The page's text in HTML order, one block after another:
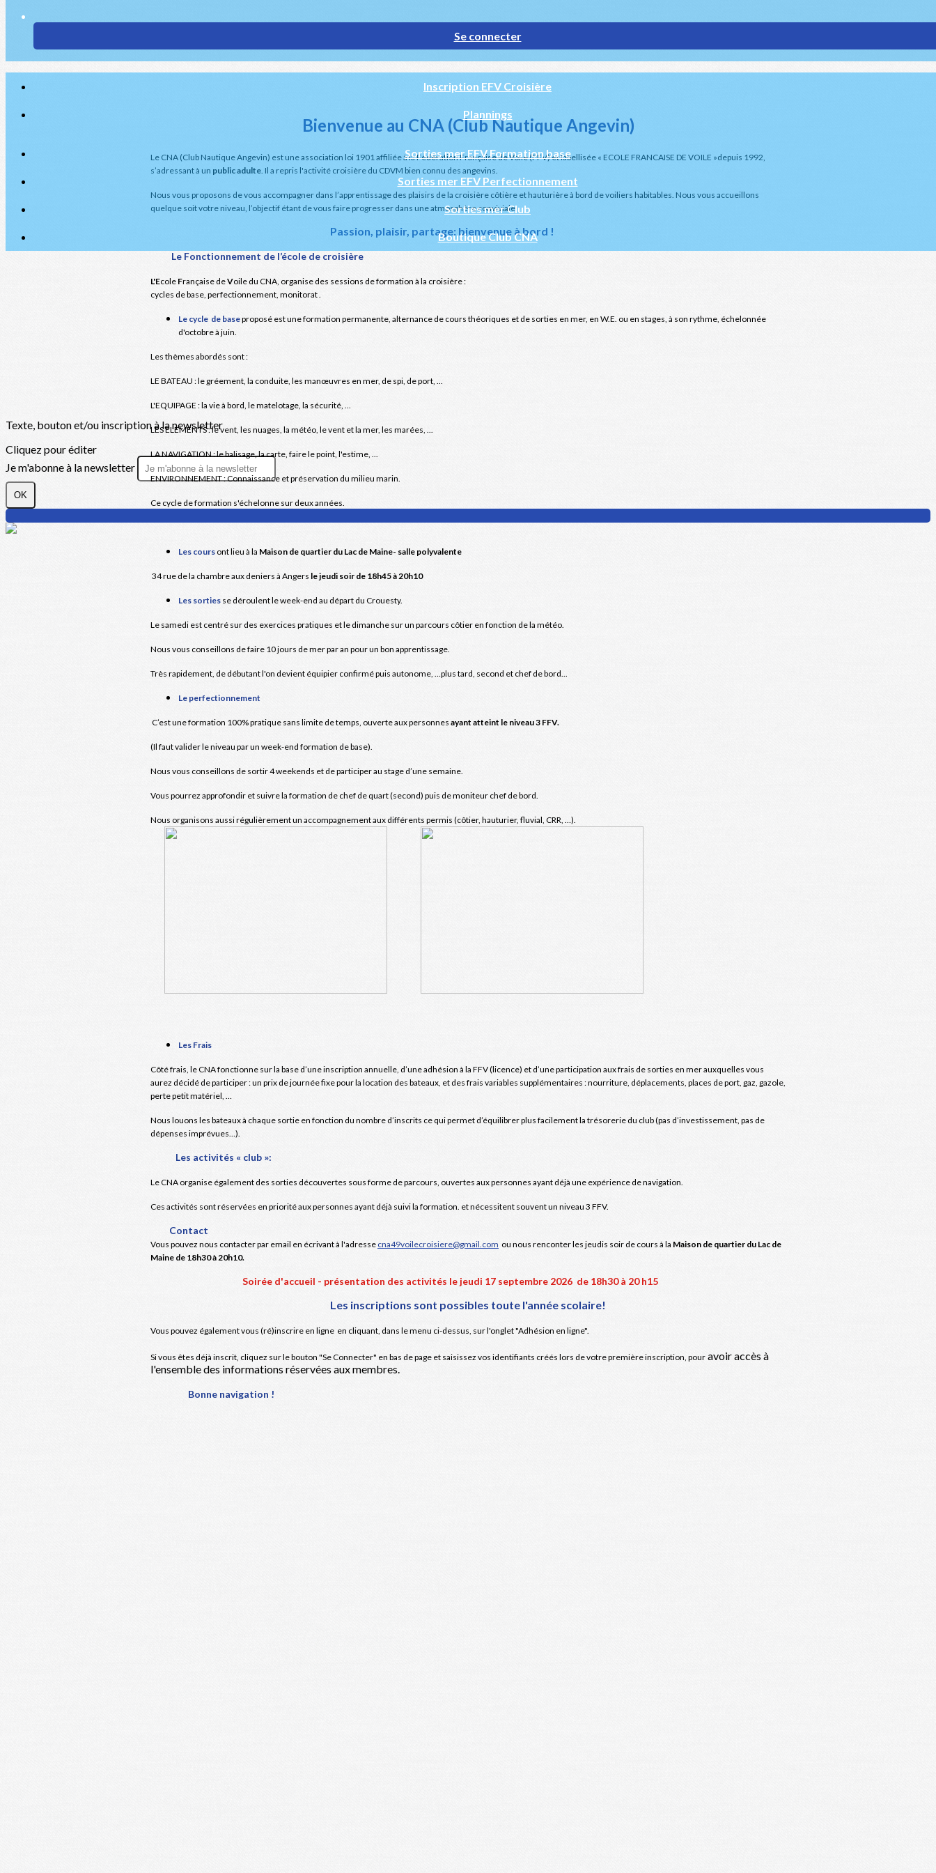
Se connecter
Inscription EFV Croisière
Plannings
Sorties mer EFV Formation base
Sorties mer EFV Perfectionnement
Sorties mer Club
Boutique Club CNA
Texte, bouton et/ou inscription à la newsletter
Cliquez pour éditer
Je m'abonne à la newsletter
OK
Bienvenue au CNA (Club Nautique Angevin)
Le CNA (Club Nautique Angevin) est une association loi 1901 affiliée à la Fédération Française de Voile (FFV) et labellisée « ECOLE FRANCAISE DE VOILE »depuis 1992,
s’adressant à un public adulte . Il a repris l'activité croisière du CDVM bien connu des angevins.
Nous vous proposons de vous accompagner dans l’apprentissage des plaisirs de la croisière côtière et hauturière à bord de voiliers habitables. Nous vous accueillons
quelque soit votre niveau, l’objectif étant de vous faire progresser dans une atmosphère conviviale.
Passion, plaisir, partage: bienvenue à bord !
Le Fonctionnement de l’école de croisière
L'Ecole Française deVoile du CNA, organise des sessions de formation à la croisière :
cycles de base, perfectionnement, monitorat .
Le cycle de baseproposé est une formation permanente, alternance de cours théoriques et de sorties en mer, en W.E. ou en stages, à son rythme, échelonnée
d'octobre à juin.
Les thèmes abordés sont :
LE BATEAU : le gréement, la conduite, les manœuvres en mer, de spi, de port, ...
L'EQUIPAGE : la vie à bord, le matelotage, la sécurité, ...
LES ELEMENTS : le vent, les nuages, la météo, le vent et la mer, les marées, ...
LA NAVIGATION : le balisage, la carte, faire le point, l'estime, ...
ENVIRONNEMENT : Connaissance et préservation du milieu marin.
Ce cycle de formation s'échelonne sur deux années.
Les cours ont lieu à la Maison de quartier du Lac de Maine- salle polyvalente
34 rue de la chambre aux deniers à Angers le jeudi soir de 18h45 à 20h10
Les sorties se déroulent le week-end au départ du Crouesty.
Le samedi est centré sur des exercices pratiques et le dimanche sur un parcours côtier en fonction de la météo.
Nous vous conseillons de faire 10 jours de mer par an pour un bon apprentissage.
Très rapidement, de débutant l'on devient équipier confirmé puis autonome, …plus tard, second et chef de bord...
Le perfectionnement
C’est une formation 100% pratique sans limite de temps, ouverte aux personnes ayant atteint le niveau 3 FFV.
(Il faut valider le niveau par un week-end formation de base).
Nous vous conseillons de sortir 4 weekends et de participer au stage d’une semaine.
Vous pourrez approfondir et suivre la formation de chef de quart (second) puis de moniteur chef de bord.
Nous organisons aussi régulièrement un accompagnement aux différents permis (côtier, hauturier, fluvial, CRR, …).
Les Frais
Côté frais, le CNA fonctionne sur la base d’une inscription annuelle, d’une adhésion à la FFV (licence) et d’une participation aux frais de sorties en mer auxquelles vous
aurez décidé de participer : un prix de journée fixe pour la location des bateaux, et des frais variables supplémentaires : nourriture, déplacements, places de port, gaz, gazole,
perte petit matériel, …
Nous louons les bateaux à chaque sortie en fonction du nombre d’inscrits ce qui permet d’équilibrer plus facilement la trésorerie du club (pas d’investissement, pas de
dépenses imprévues…).
Les activités « club »:
Le CNA organise également des sorties découvertes sous forme de parcours, ouvertes aux personnes ayant déjà une expérience de navigation.
Ces activités sont réservées en priorité aux personnes ayant déjà suivi la formation. et nécessitent souvent un niveau 3 FFV.
Contact
Vous pouvez nous contacter par email en écrivant à l'adresse cna49voilecroisiere@gmail.com ou nous renconter les jeudis soir de cours à la Maison de quartier du Lac de
Maine de 18h30 à 20h10.
Soirée d'accueil - présentation des activités le jeudi 17 septembre 2026 de 18h30 à 20 h15
Les inscriptions sont possibles toute l'année scolaire!
Vous pouvez également vous (ré)inscrire en ligne en cliquant, dans le menu ci-dessus, sur l'onglet "Adhésion en ligne".
Si vous êtes déjà inscrit, cliquez sur le bouton "Se Connecter" en bas de page et saisissez vos identifiants créés lors de votre première inscription, pour avoir accès à
l'ensemble des informations réservées aux membres.
Bonne navigation !